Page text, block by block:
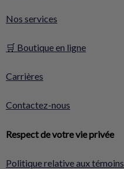
Nos services
🛒 Boutique en ligne
Carrières
Contactez-nous
Respect de votre vie privée
Politique relative aux témoins